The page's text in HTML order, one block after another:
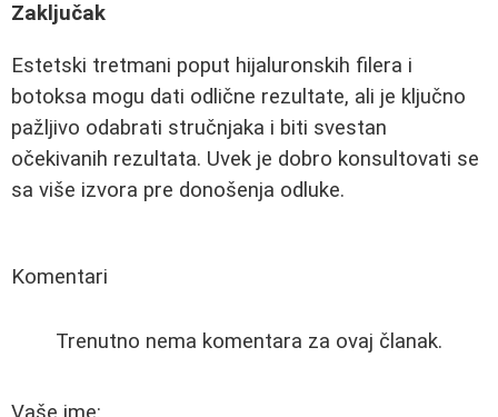
Zaključak
Estetski tretmani poput hijaluronskih filera i
botoksa mogu dati odlične rezultate, ali je ključno
pažljivo odabrati stručnjaka i biti svestan
očekivanih rezultata. Uvek je dobro konsultovati se
sa više izvora pre donošenja odluke.
Komentari
Trenutno nema komentara za ovaj članak.